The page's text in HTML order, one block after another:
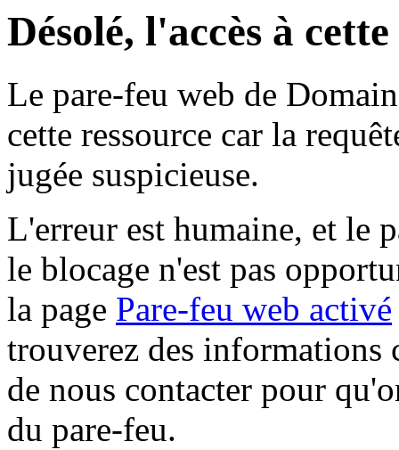
Désolé, l'accès à
Le pare-feu web de
cette ressource car la
jugée suspicieuse.
L'erreur est humaine, et le
le blocage n'est pas
la page Pare-feu web activé
trouverez des informations
de nous contacter pour
du pare-feu.